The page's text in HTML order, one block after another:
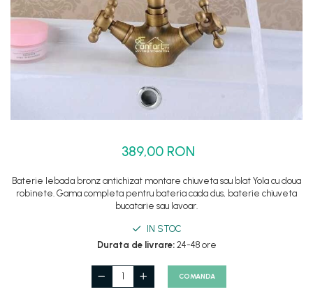
Set dus complet echipat
Suport prindere para dus
Baterie salon
Baterii bideu
Baterii cada-Coloana dus
Baterii cada / dus
389,00 RON
Baterie lebada bronz antichizat montare chiuveta sau blat Yola cu doua
robinete. Gama completa pentru bateria cada dus, baterie chiuveta
bucatarie sau lavoar.
IN STOC
Durata de livrare:24-48 ore
COMANDA